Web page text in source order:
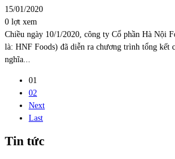
15/01/2020
0 lợt xem
Chiều ngày 10/1/2020, công ty Cổ phần Hà Nội
là: HNF Foods) đã diễn ra chương trình tổng kết
nghĩa...
01
02
Next
Last
Tin tức